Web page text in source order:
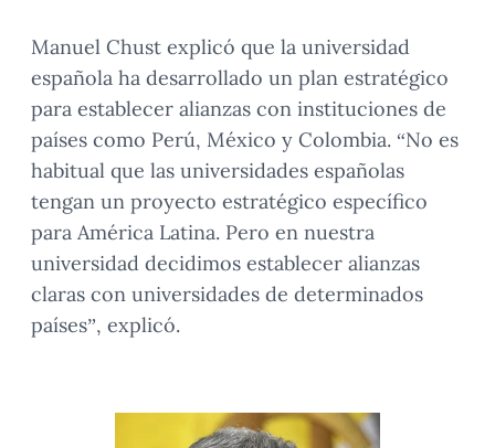
Manuel Chust explicó que la universidad
española ha desarrollado un plan estratégico
para establecer alianzas con instituciones de
países como Perú, México y Colombia. “No es
habitual que las universidades españolas
tengan un proyecto estratégico específico
para América Latina. Pero en nuestra
universidad decidimos establecer alianzas
claras con universidades de determinados
países”, explicó.